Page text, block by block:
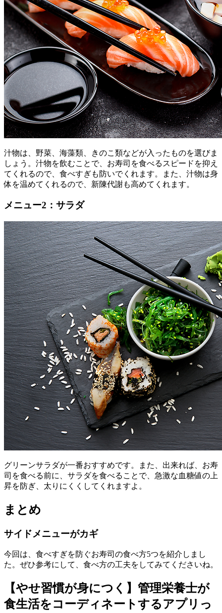
汁物は、野菜、海藻類、きのこ類などが入ったものを選びま
しょう。汁物を飲むことで、お寿司を食べるスピードを抑え
てくれるので、食べすぎも防いでくれます。また、汁物は身
体を温めてくれるので、新陳代謝も高めてくれます。
メニュー2：サラダ
グリーンサラダが一番おすすめです。また、出来れば、お寿
司を食べる前に、サラダを食べることで、急激な血糖値の上
昇を防ぎ、太りにくくしてくれますよ。
まとめ
サイドメニューがカギ
今回は、食べすぎを防ぐお寿司の食べ方5つを紹介しまし
た。ぜひ参考にして、食べ方の工夫をしてみてくださいね。
【やせ習慣が身につく】管理栄養士が
食生活をコーディネートするアプリっ